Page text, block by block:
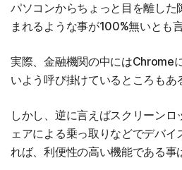
パソコンからちょっと目を離した
まれるような事が100%無いとも
実際、金融機関の中にはChrome
いよう呼び掛けているところもあ
しかし、逆に言えばスクリーン
ェアによる乗っ取りなどでデバ
れば、利便性の高い機能である事